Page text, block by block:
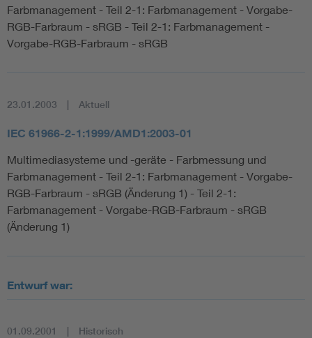
Farbmanagement - Teil 2-1: Farbmanagement - Vorgabe-
RGB-Farbraum - sRGB - Teil 2-1: Farbmanagement -
Vorgabe-RGB-Farbraum - sRGB
23.01.2003 Aktuell
IEC 61966-2-1:1999/AMD1:2003-01
Multimediasysteme und -geräte - Farbmessung und
Farbmanagement - Teil 2-1: Farbmanagement - Vorgabe-
RGB-Farbraum - sRGB (Änderung 1) - Teil 2-1:
Farbmanagement - Vorgabe-RGB-Farbraum - sRGB
(Änderung 1)
Entwurf war:
01.09.2001 Historisch